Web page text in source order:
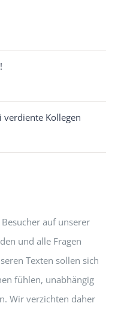
Kollegen
auf unserer
und alle Fragen
Texten sollen sich
fühlen, unabhängig
Wir verzichten daher